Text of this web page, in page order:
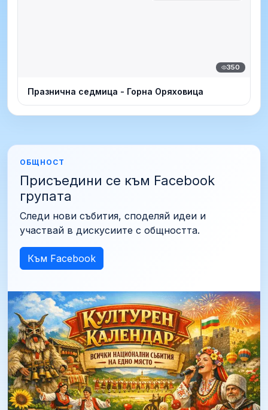
350
Празнична седмица - Горна Оряховица
ОБЩНОСТ
Присъедини се към Facebook
групата
Следи нови събития, споделяй идеи и
участвай в дискусиите с общността.
Към Facebook